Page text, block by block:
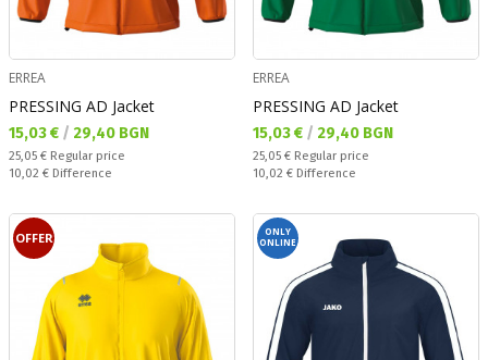
ERREA
PRESSING AD Jacket
Текуща цена:
15,03 € / 29,40 BGN
Regular price:
25,05 € Regular price
Спестявате:
10,02 € Difference
ERREA
PRESSING AD Jacket
Текуща цена:
15,03 € / 29,40 BGN
Regular price:
25,05 € Regular price
Спестявате:
10,02 € Difference
OFFER
ONLY
ONLINE